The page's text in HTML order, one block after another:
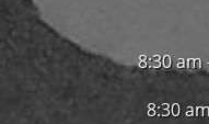
8:30 am
8:30